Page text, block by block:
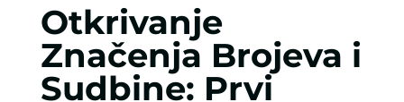
Otkrivanje
Značenja Brojeva i
Sudbine: Prvi